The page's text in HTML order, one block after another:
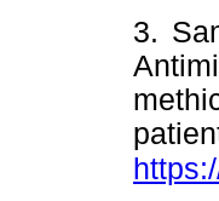
3.